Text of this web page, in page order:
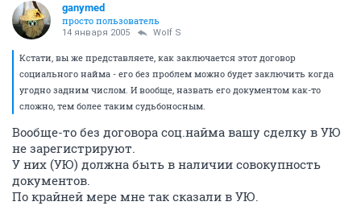
ganymed
просто пользователь
14 января 2005 Wolf S
Кстати, вы же представляете, как заключается этот договор
социального найма - его без проблем можно будет заключить когда
угодно задним числом. И вообще, назвать его документом как-то
сложно, тем более таким судьбоносным.
Вообще-то без договора соц.найма вашу сделку в УЮ
не зарегистрируют.
У них (УЮ) должна быть в наличии совокупность
документов.
По крайней мере мне так сказали в УЮ.